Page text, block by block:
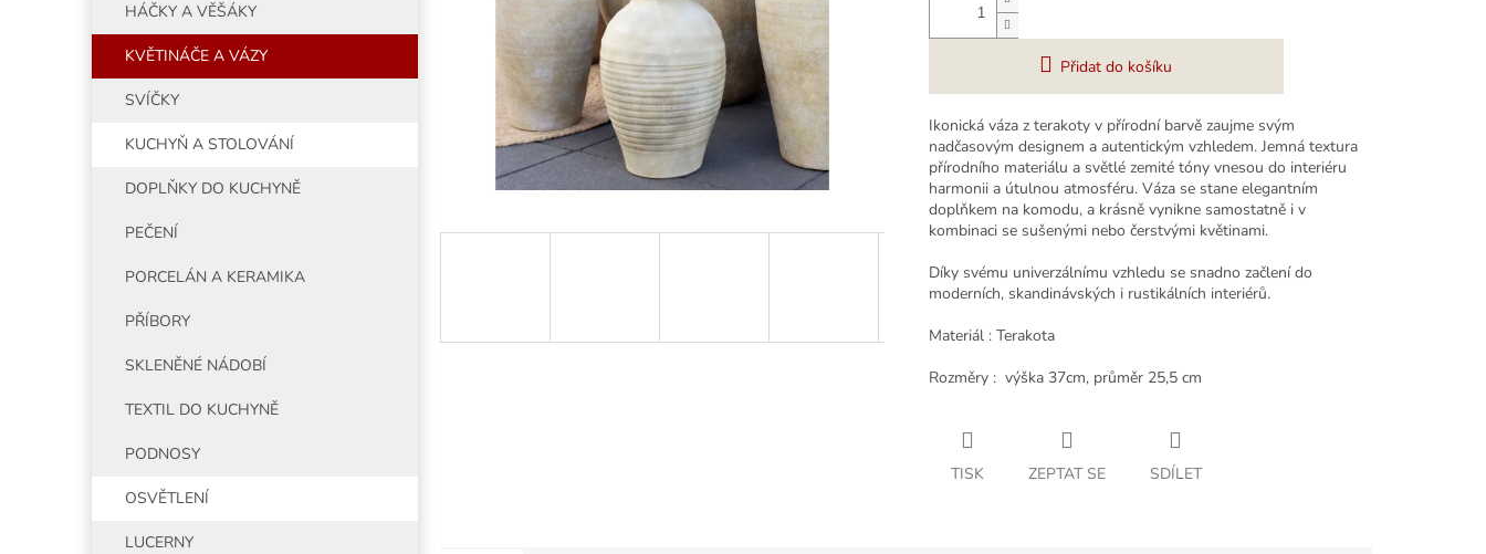
n
l
HÁČKY A VĚŠÁKY
KVĚTINÁČE A VÁZY
SVÍČKY
KUCHYŇ A STOLOVÁNÍ
DOPLŇKY DO KUCHYNĚ
PEČENÍ
PORCELÁN A KERAMIKA
PŘÍBORY
SKLENĚNÉ NÁDOBÍ
TEXTIL DO KUCHYNĚ
PODNOSY
OSVĚTLENÍ
LUCERNY
Přidat do košíku
Ikonická váza z terakoty v přírodní barvě zaujme svým
nadčasovým designem a autentickým vzhledem. Jemná textura
přírodního materiálu a světlé zemité tóny vnesou do interiéru
harmonii a útulnou atmosféru. Váza se stane elegantním
doplňkem na komodu, a krásně vynikne samostatně i v
kombinaci se sušenými nebo čerstvými květinami.
Díky svému univerzálnímu vzhledu se snadno začlení do
moderních, skandinávských i rustikálních interiérů.
Materiál : Terakota
Rozměry : výška 37cm, průměr 25,5 cm
TISK ZEPTAT SE SDÍLET